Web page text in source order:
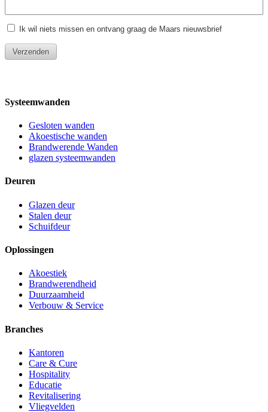
Systeemwanden
Gesloten wanden
Akoestische wanden
Brandwerende Wanden
glazen systeemwanden
Deuren
Glazen deur
Stalen deur
Schuifdeur
Oplossingen
Akoestiek
Brandwerendheid
Duurzaamheid
Verbouw & Service
Branches
Kantoren
Care & Cure
Hospitality
Educatie
Revitalisering
Vliegvelden